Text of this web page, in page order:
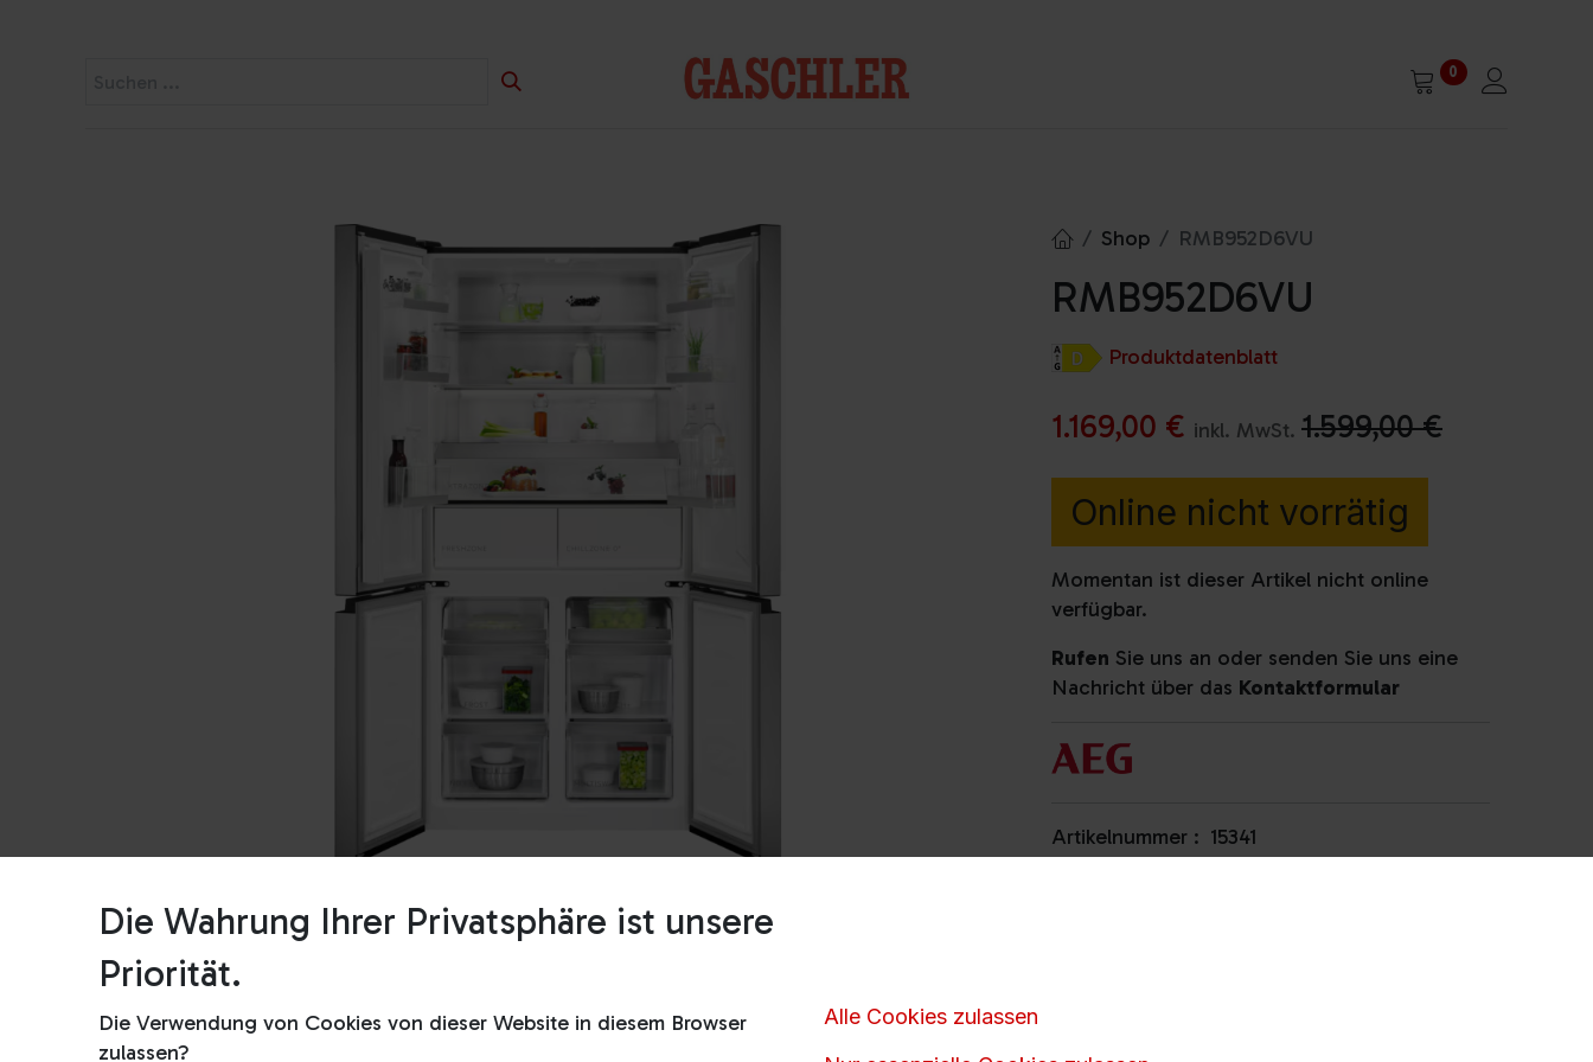
0
Shop RMB952D6VU
RMB952D6VU
Produktdatenblatt
1.169,00 € inkl. MwSt. 1.599,00€
Online nicht vorrätig
Momentan ist dieser Artikel nicht online
verfügbar.
Rufen Sie uns an oder senden Sie uns eine
Nachricht über das Kontaktformular
Artikelnummer : 15341
Die Wahrung Ihrer Privatsphäre ist unsere
Priorität.
Die Verwendung von Cookies von dieser Website in diesem Browser
zulassen?
Alle Cookies zulassen